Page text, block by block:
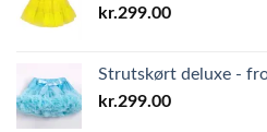
kr.299.00
Strutskørt deluxe -
kr.299.00